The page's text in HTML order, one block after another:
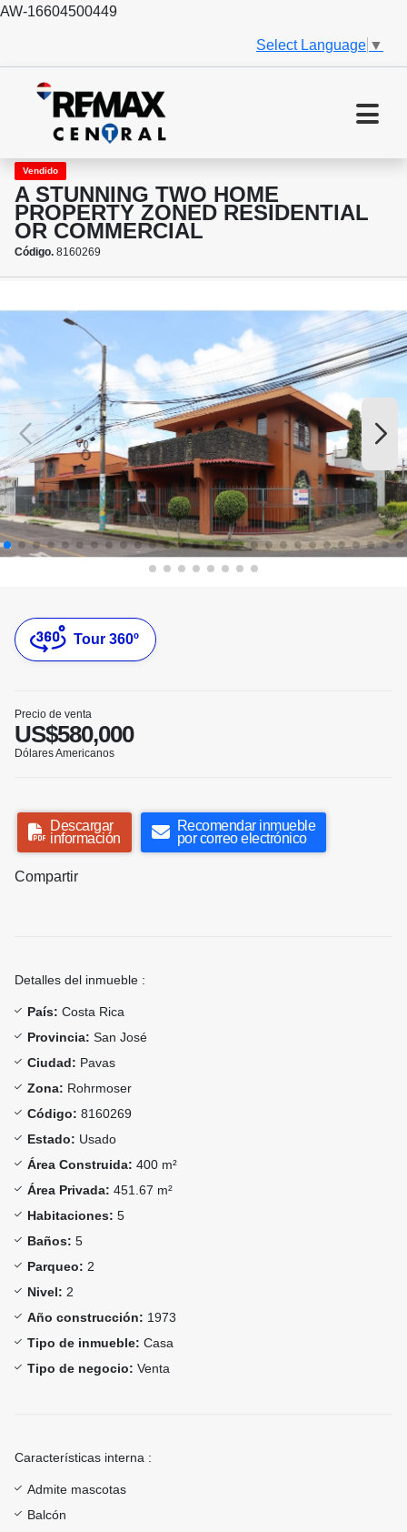
AW-16604500449
Select Language ▼
Vendido
A STUNNING TWO HOME
PROPERTY ZONED RESIDENTIAL
OR COMMERCIAL
Código. 8160269
Tour 360º
Precio de venta
US$580,000
Dólares Americanos
Descargar
información
Recomendar inmueble
por correo electrónico
Compartir
Detalles del inmueble :
País: Costa Rica
Provincia: San José
Ciudad: Pavas
Zona: Rohrmoser
Código: 8160269
Estado: Usado
Área Construida: 400 m²
Área Privada: 451.67 m²
Habitaciones: 5
Baños: 5
Parqueo: 2
Nivel: 2
Año construcción: 1973
Tipo de inmueble: Casa
Tipo de negocio: Venta
Características interna :
Admite mascotas
Balcón